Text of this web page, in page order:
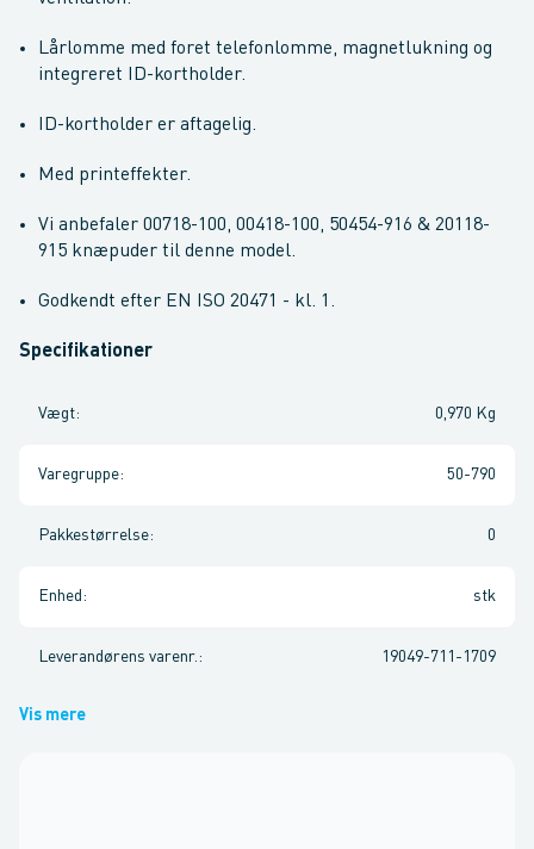
Lårlomme med foret telefonlomme, magnetlukning og
integreret ID-kortholder.
ID-kortholder er aftagelig.
Med printeffekter.
Vi anbefaler 00718-100, 00418-100, 50454-916 & 20118-
915 knæpuder til denne model.
Godkendt efter EN ISO 20471 - kl. 1.
Specifikationer
Vægt: 0,970 Kg
Varegruppe: 50-790
Pakkestørrelse: 0
Enhed : stk
Leverandørens varenr. : 19049-711-1709
Vis mere